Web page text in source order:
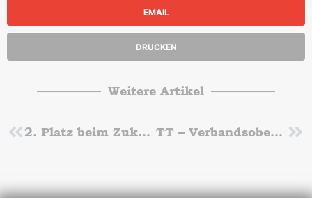
EMAIL
DRUCKEN
Weitere Artikel
Zurück 2. Platz beim Zukunftspreis des Berliner Sports 2019 TT – Verbandsoberliga Heimspiele am 15.+17. November